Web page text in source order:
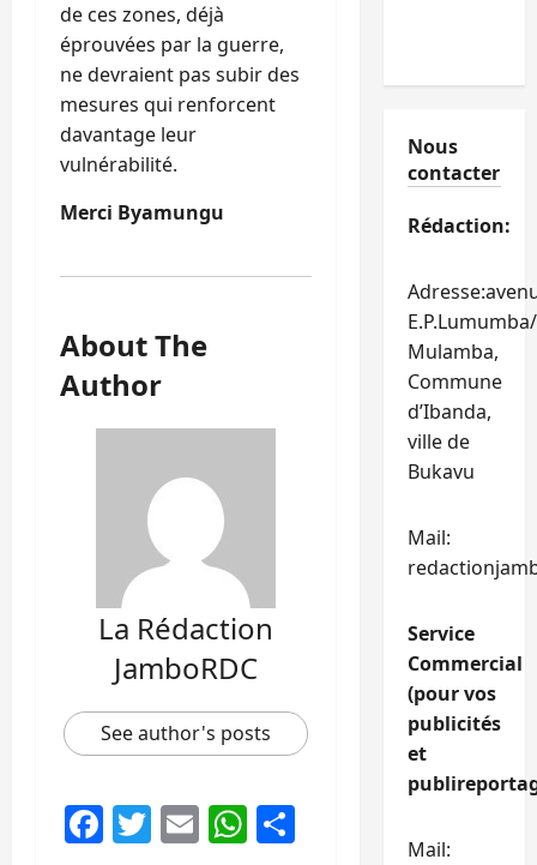
de ces zones, déjà
éprouvées par la guerre,
ne devraient pas subir des
mesures qui renforcent
davantage leur
vulnérabilité.
Merci Byamungu
About The
Author
La Rédaction
JamboRDC
See author's posts
Facebook
Twitter
EmailWhatsApp
Nous
contacter
Rédaction:
Mulamba,
Commune
d’Ibanda,
ville de
Bukavu
Mail:
Service
Commercial
(pour vos
publicités
et
Mail: